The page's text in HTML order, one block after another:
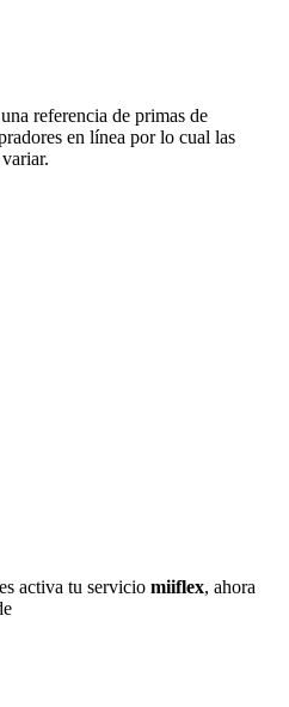
referencia de primas de
en línea por lo cual las
activa tu servicio miiflex, ahora